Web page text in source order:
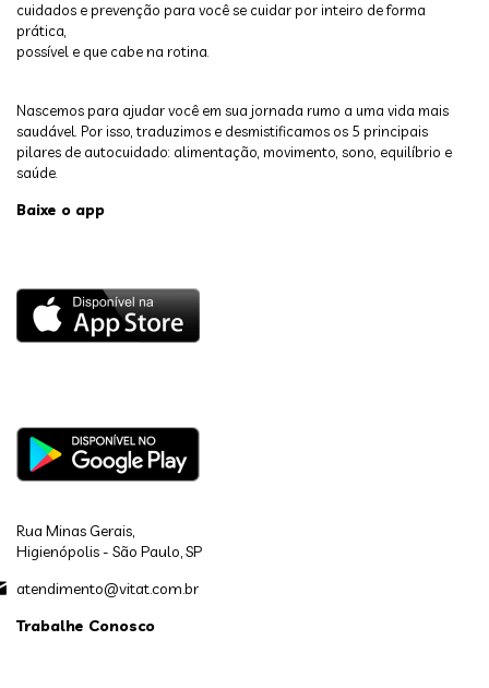
cuidados e prevenção para você se cuidar por inteiro de forma
prática,
possível e que cabe na rotina.
Nascemos para ajudar você em sua jornada rumo a uma vida mais
saudável. Por isso, traduzimos e desmistificamos os 5 principais
pilares de autocuidado: alimentação, movimento, sono, equilíbrio e
saúde.
Baixe o app
Rua Minas Gerais,
Higienópolis - São Paulo, SP
atendimento@vitat.com.br
Trabalhe Conosco